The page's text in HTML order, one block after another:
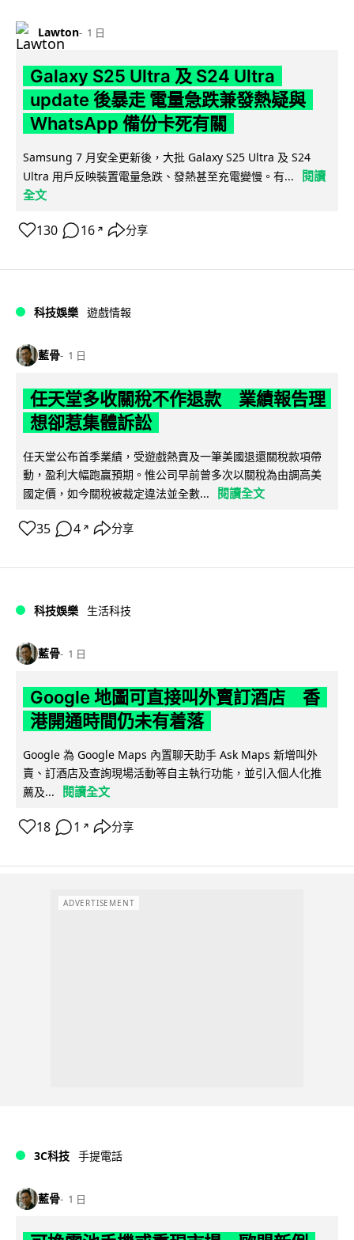
Lawton 1 日
Galaxy S25 Ultra 及 S24 Ultra
update 後暴走 電量急跌兼發熱疑與
WhatsApp 備份卡死有關
Samsung 7 月安全更新後，大批 Galaxy S25 Ultra 及 S24
Ultra 用戶反映裝置電量急跌、發熱甚至充電變慢。有...
閱讀
全文
130 16 ↗ 分享
科技娛樂 遊戲情報
藍骨 1 日
任天堂多收關稅不作退款 業績報告理
想卻惹集體訴訟
任天堂公布首季業績，受遊戲熱賣及一筆美國退還關稅款項帶
動，盈利大幅跑贏預期。惟公司早前曾多次以關稅為由調高美
國定價，如今關稅被裁定違法並全數...
閱讀全文
35 4 ↗ 分享
科技娛樂 生活科技
藍骨 1 日
Google 地圖可直接叫外賣訂酒店 香
港開通時間仍未有着落
Google 為 Google Maps 內置聊天助手 Ask Maps 新增叫外
賣、訂酒店及查詢現場活動等自主執行功能，並引入個人化推
薦及...
閱讀全文
18 1 ↗ 分享
ADVERTISEMENT
3C科技 手提電話
藍骨 1 日